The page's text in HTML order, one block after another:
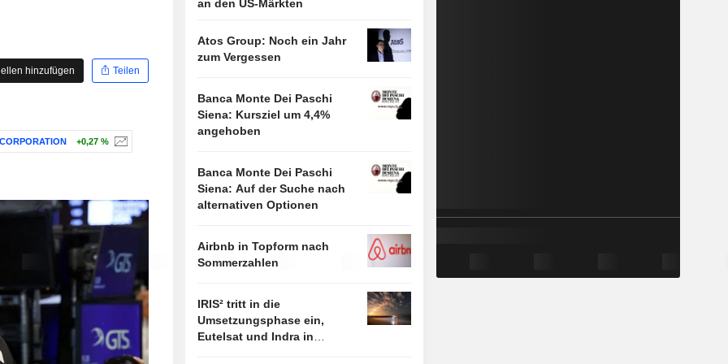
hinzufügen Teilen
+0,27 %
an den US-Märkten
Atos Group: Noch ein Jahr
zum Vergessen
Banca Monte Dei Paschi
Siena: Kursziel um 4,4%
angehoben
Banca Monte Dei Paschi
Siena: Auf der Suche nach
alternativen Optionen
Airbnb in Topform nach
Sommerzahlen
IRIS² tritt in die
Umsetzungsphase ein,
Eutelsat und Indra in